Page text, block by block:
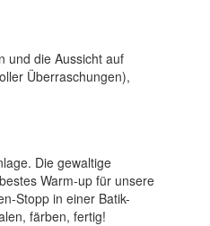
und die Aussicht auf
Überraschungen),
Die gewaltige
Warm-up für unsere
Stopp in einer Batik-
färben, fertig!